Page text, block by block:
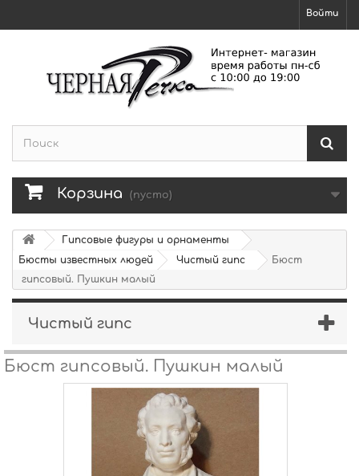
Войти
Корзина (пусто)
Гипсовые фигуры и орнаменты
Бюсты известных людей
Чистый гипс
Бюст
гипсовый. Пушкин малый
Чистый гипс
Бюст гипсовый. Пушкин малый